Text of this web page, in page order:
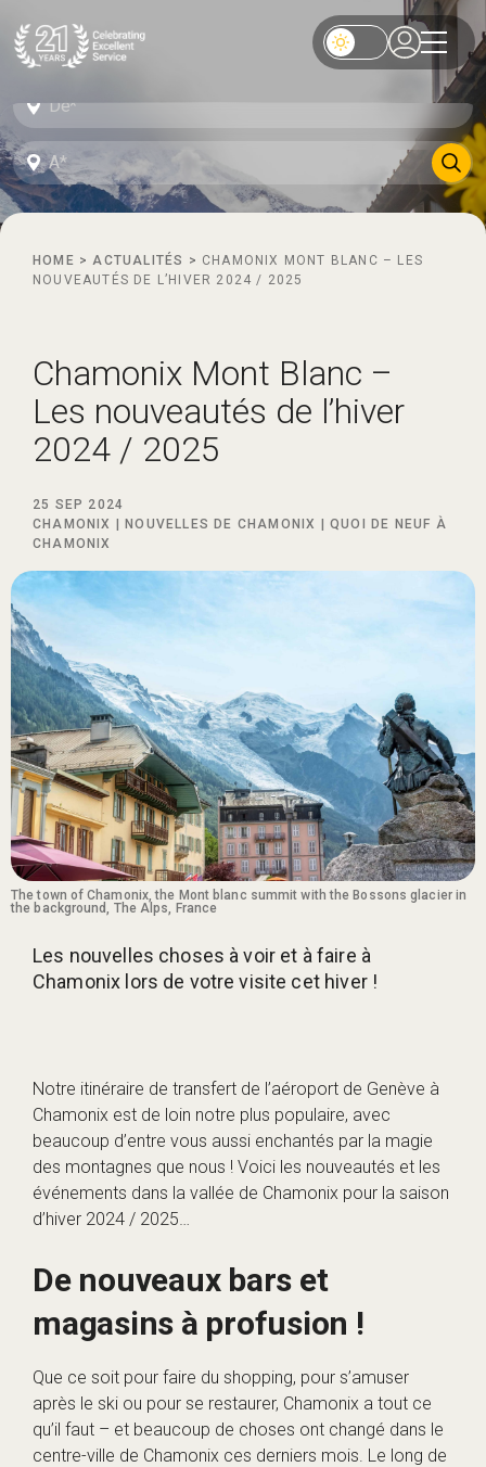
HOME >ACTUALITÉS > CHAMONIX MONT BLANC – LES
NOUVEAUTÉS DE L’HIVER 2024 / 2025
Chamonix Mont Blanc –
Les nouveautés de l’hiver
2024 / 2025
25 SEP 2024
CHAMONIX
NOUVELLES DE CHAMONIX |QUOI DE NEUF À
CHAMONIX
The town of Chamonix, the Mont blanc summit with the Bossons glacier in
the background, The Alps, France
Les nouvelles choses à voir et à faire à
Chamonix lors de votre visite cet hiver !
Notre itinéraire de transfert de l’aéroport de Genève à
Chamonix est de loin notre plus populaire, avec
beaucoup d’entre vous aussi enchantés par la magie
des montagnes que nous ! Voici les nouveautés et les
événements dans la vallée de Chamonix pour la saison
d’hiver 2024 / 2025…
De nouveaux bars et
magasins à profusion !
Que ce soit pour faire du shopping, pour s’amuser
après le ski ou pour se restaurer, Chamonix a tout ce
qu’il faut – et beaucoup de choses ont changé dans le
centre-ville de Chamonix ces derniers mois. Le long de